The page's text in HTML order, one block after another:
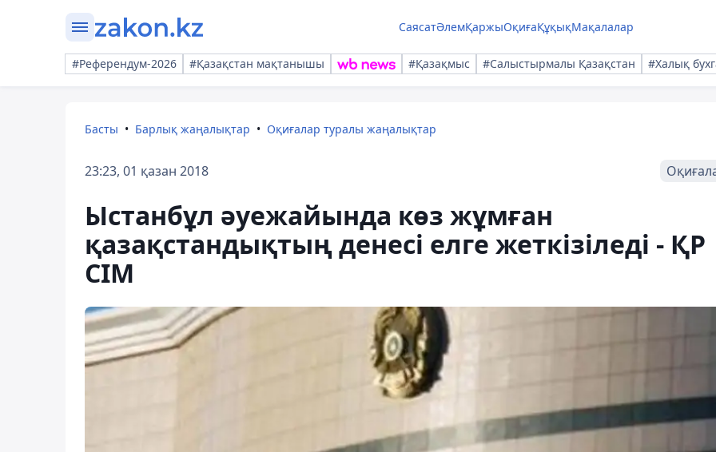
СаясатӘлемҚаржыОқиғаҚұқықМақалалар
#Референдум-2026 #Қазақстан мақтанышы #Қазақмыс #Салыстырмалы Қазақстан #Халық
Басты Барлық жаңалықтар Оқиғалар туралы жаңалықтар
23:23, 01 қазан 2018
Ыстанбұл әуежайында көз жұмған
қазақстандықтың денесі елге жеткізіледі - ҚР
СІМ